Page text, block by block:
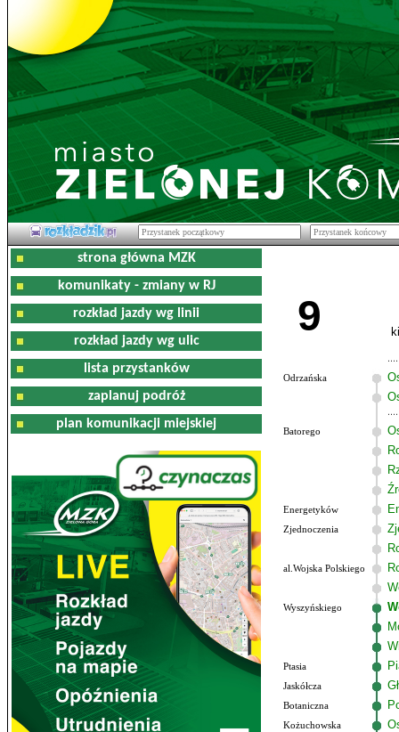
strona główna MZK
komunikaty - zmiany w RJ
rozkład jazdy wg linii
rozkład jazdy wg ulic
lista przystanków
zaplanuj podróż
plan komunikacji miejskiej
9
Odrzańska
Batorego
Energetyków
Zjednoczenia
al.Wojska Polskiego
Wyszyńskiego
Ptasia
Jaskółcza
Botaniczna
Kożuchowska